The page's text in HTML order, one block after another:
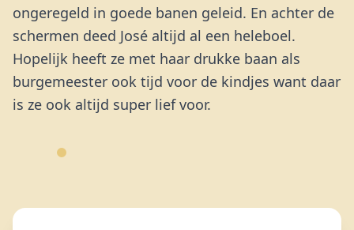
ongeregeld in goede banen geleid. En achter de
schermen deed José altijd al een heleboel.
Hopelijk heeft ze met haar drukke baan als
burgemeester ook tijd voor de kindjes want daar
is ze ook altijd super lief voor.